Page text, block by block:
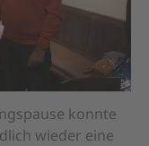
Triathlon
konnte
wieder eine